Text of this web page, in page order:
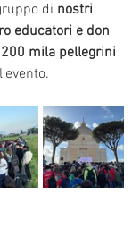
di nostri
educatori e don
mila pellegrini